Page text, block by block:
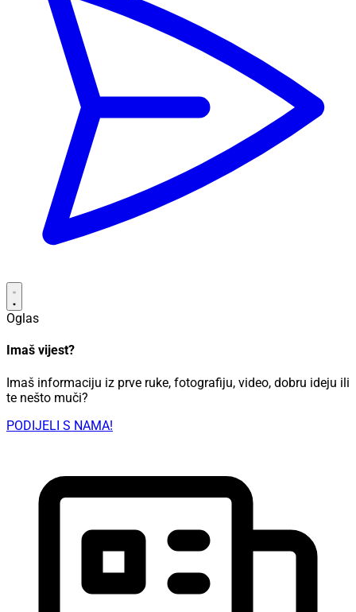
Oglas
Imaš vijest?
Imaš informaciju iz prve ruke, fotografiju, video, dobru ideju ili
te nešto muči?
PODIJELI S NAMA!